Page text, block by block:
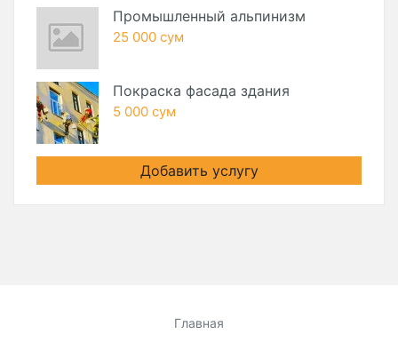
Промышленный альпинизм
25 000 сум
Покраска фасада здания
5 000 сум
Добавить услугу
Главная